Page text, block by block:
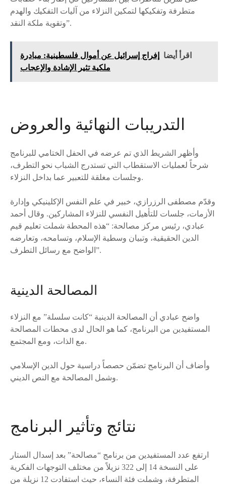
متطرفة وتفكيكها لتمكين النزلاء من آليات التفكيك والهدم
وتقوية ملكة النقد”.
اقرأ أيضا
إفراج إسرائيل عن أموال فلسطينية: مبادرة
ملكية تثير الإشادة والإعجاب
التدريبات النهائية والعروض
وأظهر الشريط الذي تم عرضه في الحفل الختامي للبرنامج
شرحاً لعمليات الاستقطاب التي تستدرج الشباب نحو التطرف،
وجلسات مغلقة للتعبير عما بداخل النزلاء.
وقدّم مصطفى الرزرازي، خبير في علم النفس الإكلينيكي وإدارة
الأزمات، جلسات للتأهيل النفسي للنزلاء المشاركين. وقال أحمد
عبادي، رئيس مركز مصالحة: “هذه المحطة شملت تعليم قيم
الدين الحقيقية، وتبيان وسطية الإسلام، وتسامحه، وتعارضه
الواضح مع رسائل التطرف”.
المصالحة الدينية
واضح عبادي أن المصالحة الدينية “كانت سلسلة” مع النزلاء
المستفيدين من البرنامج، كما هو الحال لدى محطات المصالحة
مع الذات، ومع المجتمع.
وأضاف أن البرنامج تضمّن حصصاً دراسية حول الدين الإسلامي
وشمل المصالحة مع النص الديني.
نتائج وتأثير البرنامج
ارتفع عدد المستفيدين من برنامج “مصالحة” بعد إسدال الستار
على النسخة 14 إلى 322 نزيلاً من مختلف التوجهات الفكرية
المتطرفة، وشملت فئة النساء، حيث استفادت 12 نزيلة من